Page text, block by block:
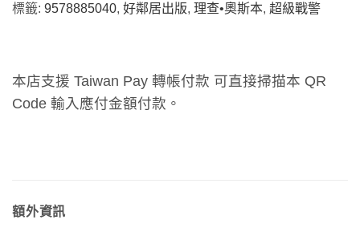
標籤: 9578885040, 好鄰居出版, 理查•奧斯本, 超級戰警
本店支援 Taiwan Pay 轉帳付款 可直接掃描本 QR
Code 輸入應付金額付款。
額外資訊